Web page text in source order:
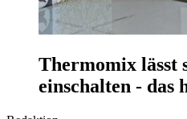
Thermomix lässt
einschalten - das